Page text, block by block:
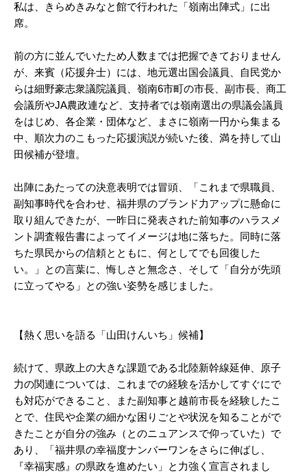
私は、きらめきみなと館で行われた「嶺南出陣式」に出
席。
前の方に並んでいたため人数までは把握できておりません
が、来賓（応援弁士）には、地元選出国会議員、自民党か
らは細野豪志衆議院議員、嶺南6市町の市長、副市長、商工
会議所やJA農政連など、支持者では嶺南選出の県議会議員
をはじめ、各企業・団体など、まさに嶺南一円から集まる
中、順次力のこもった応援演説が続いた後、満を持して山
田候補が登壇。
出陣にあたっての決意表明では冒頭、「これまで県職員、
副知事時代を合わせ、福井県のブランド力アップに懸命に
取り組んできたが、一昨日に発表された前知事のハラスメ
ント調査報告書によってイメージは地に落ちた。同時に落
ちた県民からの信頼とともに、何としてでも回復した
い。」との言葉に、悔しさと無念さ、そして「自分が先頭
に立ってやる」との強い姿勢を感じました。
【熱く思いを語る「山田けんいち」候補】
続けて、県政上の大きな課題である北陸新幹線延伸、原子
力の関連については、これまでの経験を活かしてすぐにで
も対応ができること、また副知事と越前市長を経験したこ
とで、住民や企業の細かな困りごとや状況を知ることがで
きたことが自分の強み（とのニュアンスで仰っていた）で
あり、「福井県の幸福度ナンバーワンをさらに伸ばし、
『幸福実感』の県政を進めたい」と力強く宣言されまし